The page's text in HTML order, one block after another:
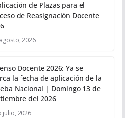
de Plazas para el
de Reasignación Docente
2026
Docente 2026: Ya se
la fecha de aplicación de la
Nacional | Domingo 13 de
del 2026
julio, 2026